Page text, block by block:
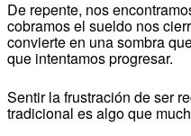
De repente, nos
cobramos el sueldo nos
convierte en una sombra
que intentamos progresar.
Sentir la frustración de ser
tradicional es algo que